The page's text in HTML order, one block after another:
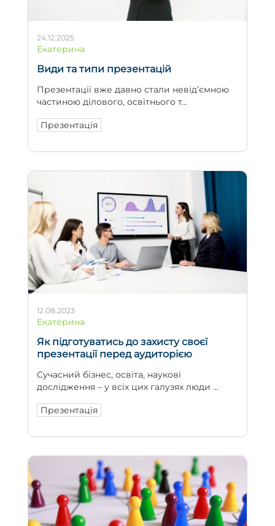
24.12.2025
Екатерина
Види та типи презентацій
Презентації вже давно стали невід’ємною
частиною ділового, освітнього т...
Презентація
12.08.2023
Екатерина
Як підготуватись до захисту своєї
презентації перед аудиторією
Сучасний бізнес, освіта, наукові
дослідження – у всіх цих галузях люди ...
Презентація